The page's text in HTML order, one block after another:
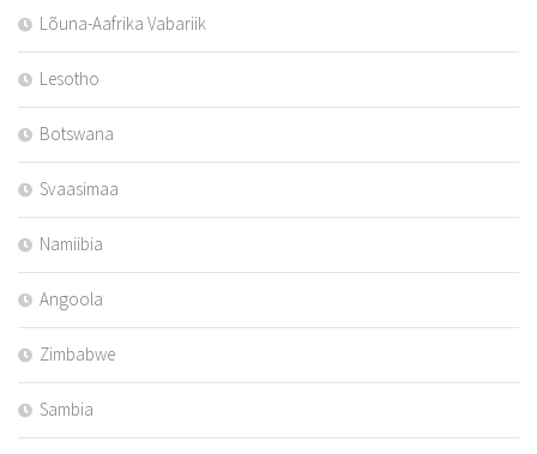
Lõuna-Aafrika Vabariik
Lesotho
Botswana
Svaasimaa
Namiibia
Angoola
Zimbabwe
Sambia